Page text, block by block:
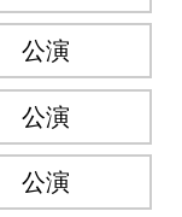
公演
公演
公演